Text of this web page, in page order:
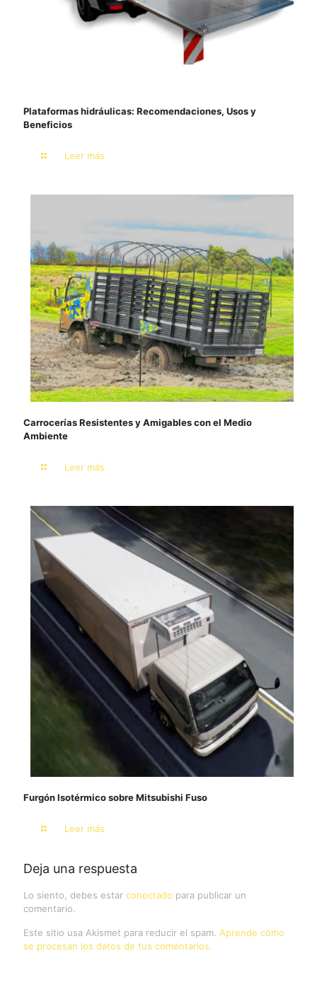
Plataformas hidráulicas: Recomendaciones, Usos y
Beneficios
Leer más
Carrocerías Resistentes y Amigables con el Medio
Ambiente
Leer más
Furgón Isotérmico sobre Mitsubishi Fuso
Leer más
Deja una respuesta
Lo siento, debes estar conectado para publicar un
comentario.
Este sitio usa Akismet para reducir el spam. Aprende cómo
se procesan los datos de tus comentarios.